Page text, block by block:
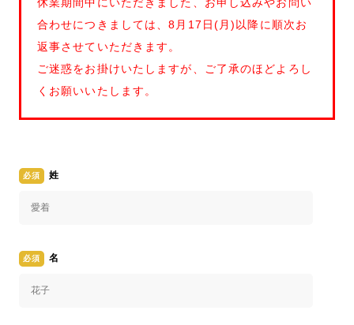
合わせにつきましては、8月17日(月)以降に順次お
返事させていただきます。
ご迷惑をお掛けいたしますが、ご了承のほどよろし
くお願いいたします。
姓
名